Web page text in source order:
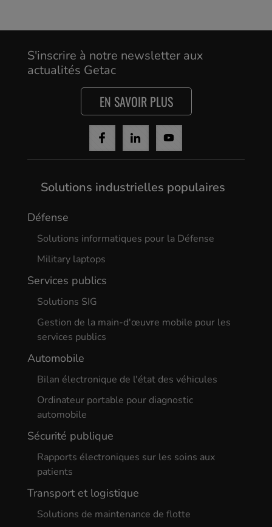
S'inscrire à notre newsletter aux
actualités Getac
EN SAVOIR PLUS
Solutions industrielles populaires
Défense
Solutions informatiques pour la Défense
Military laptops
Services publics
Solutions SIG
Gestion de la main-d'œuvre mobile pour les
services publics
Automobile
Bilan électronique de l'état des véhicules
Ordinateur portable pour diagnostic
automobile
Sécurité publique
Rapports électroniques sur les soins aux
patients
Transport et logistique
Solutions de maintenance de flotte